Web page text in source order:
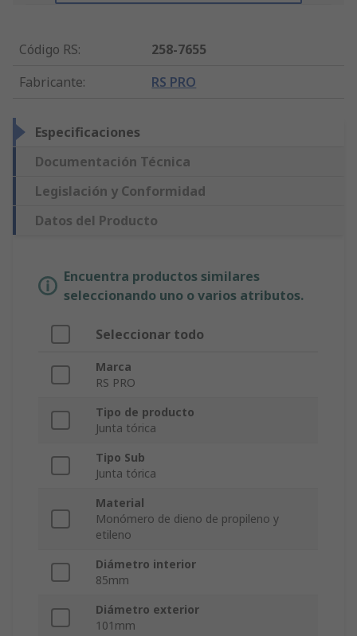
Código RS:
258-7655
Fabricante: RS PRO
Especificaciones
Documentación Técnica
Legislación y Conformidad
Datos del Producto
Encuentra productos similares
seleccionando uno o varios atributos.
Seleccionar todo
Marca
RS PRO
Tipo de producto
Junta tórica
Tipo Sub
Junta tórica
Material
Monómero de dieno de propileno y
etileno
Diámetro interior
85mm
Diámetro exterior
101mm